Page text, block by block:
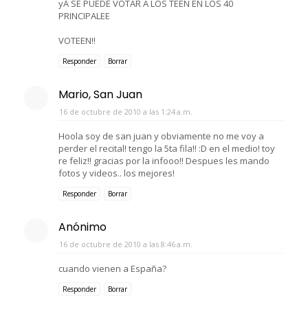
yA SE PUEDE VOTAR A LOS TEEN EN LOS 40
PRINCIPALEE
VOTEEN!!
Responder Borrar
Mario, San Juan
16 de octubre de 2010 a las 1:24 a.m.
Hoola soy de san juan y obviamente no me voy a
perder el recital! tengo la 5ta fila!! :D en el medio! toy
re feliz!! gracias por la infooo!! Despues les mando
fotos y videos.. los mejores!
Responder Borrar
Anónimo
16 de octubre de 2010 a las 8:46 a.m.
cuando vienen a España?
Responder Borrar